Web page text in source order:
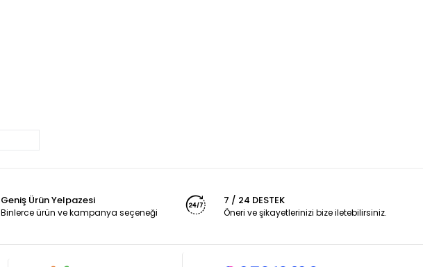
Geniş Ürün Yelpazesi
Binlerce ürün ve kampanya seçeneği
7 / 24 DESTEK
Öneri ve şikayetlerinizi bize iletebilirsiniz.